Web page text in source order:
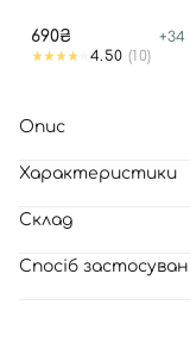
690₴ +34
4.50 (10)
Опис
Характеристики
Склад
Спосіб